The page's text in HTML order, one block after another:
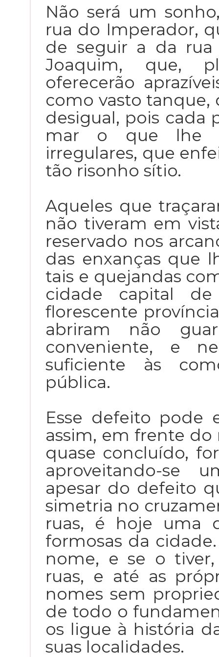
Não será um
rua do Imperador,
de seguir a da
Joaquim, que,
oferecerão
como vasto tanque,
desigual, pois cada
mar o que lhe
irregulares, que
tão risonho sítio.
Aqueles que
não tiveram em
reservado nos
das enxanças que
tais e quejandas
cidade capital
florescente
abriram não
conveniente, e
suficiente às
pública.
Esse defeito pode
assim, em frente do
quase concluído,
aproveitando-se
apesar do defeito
simetria no
ruas, é hoje uma
formosas da
nome, e se o
ruas, e até as
nomes sem
de todo o
os ligue à história
suas localidades.